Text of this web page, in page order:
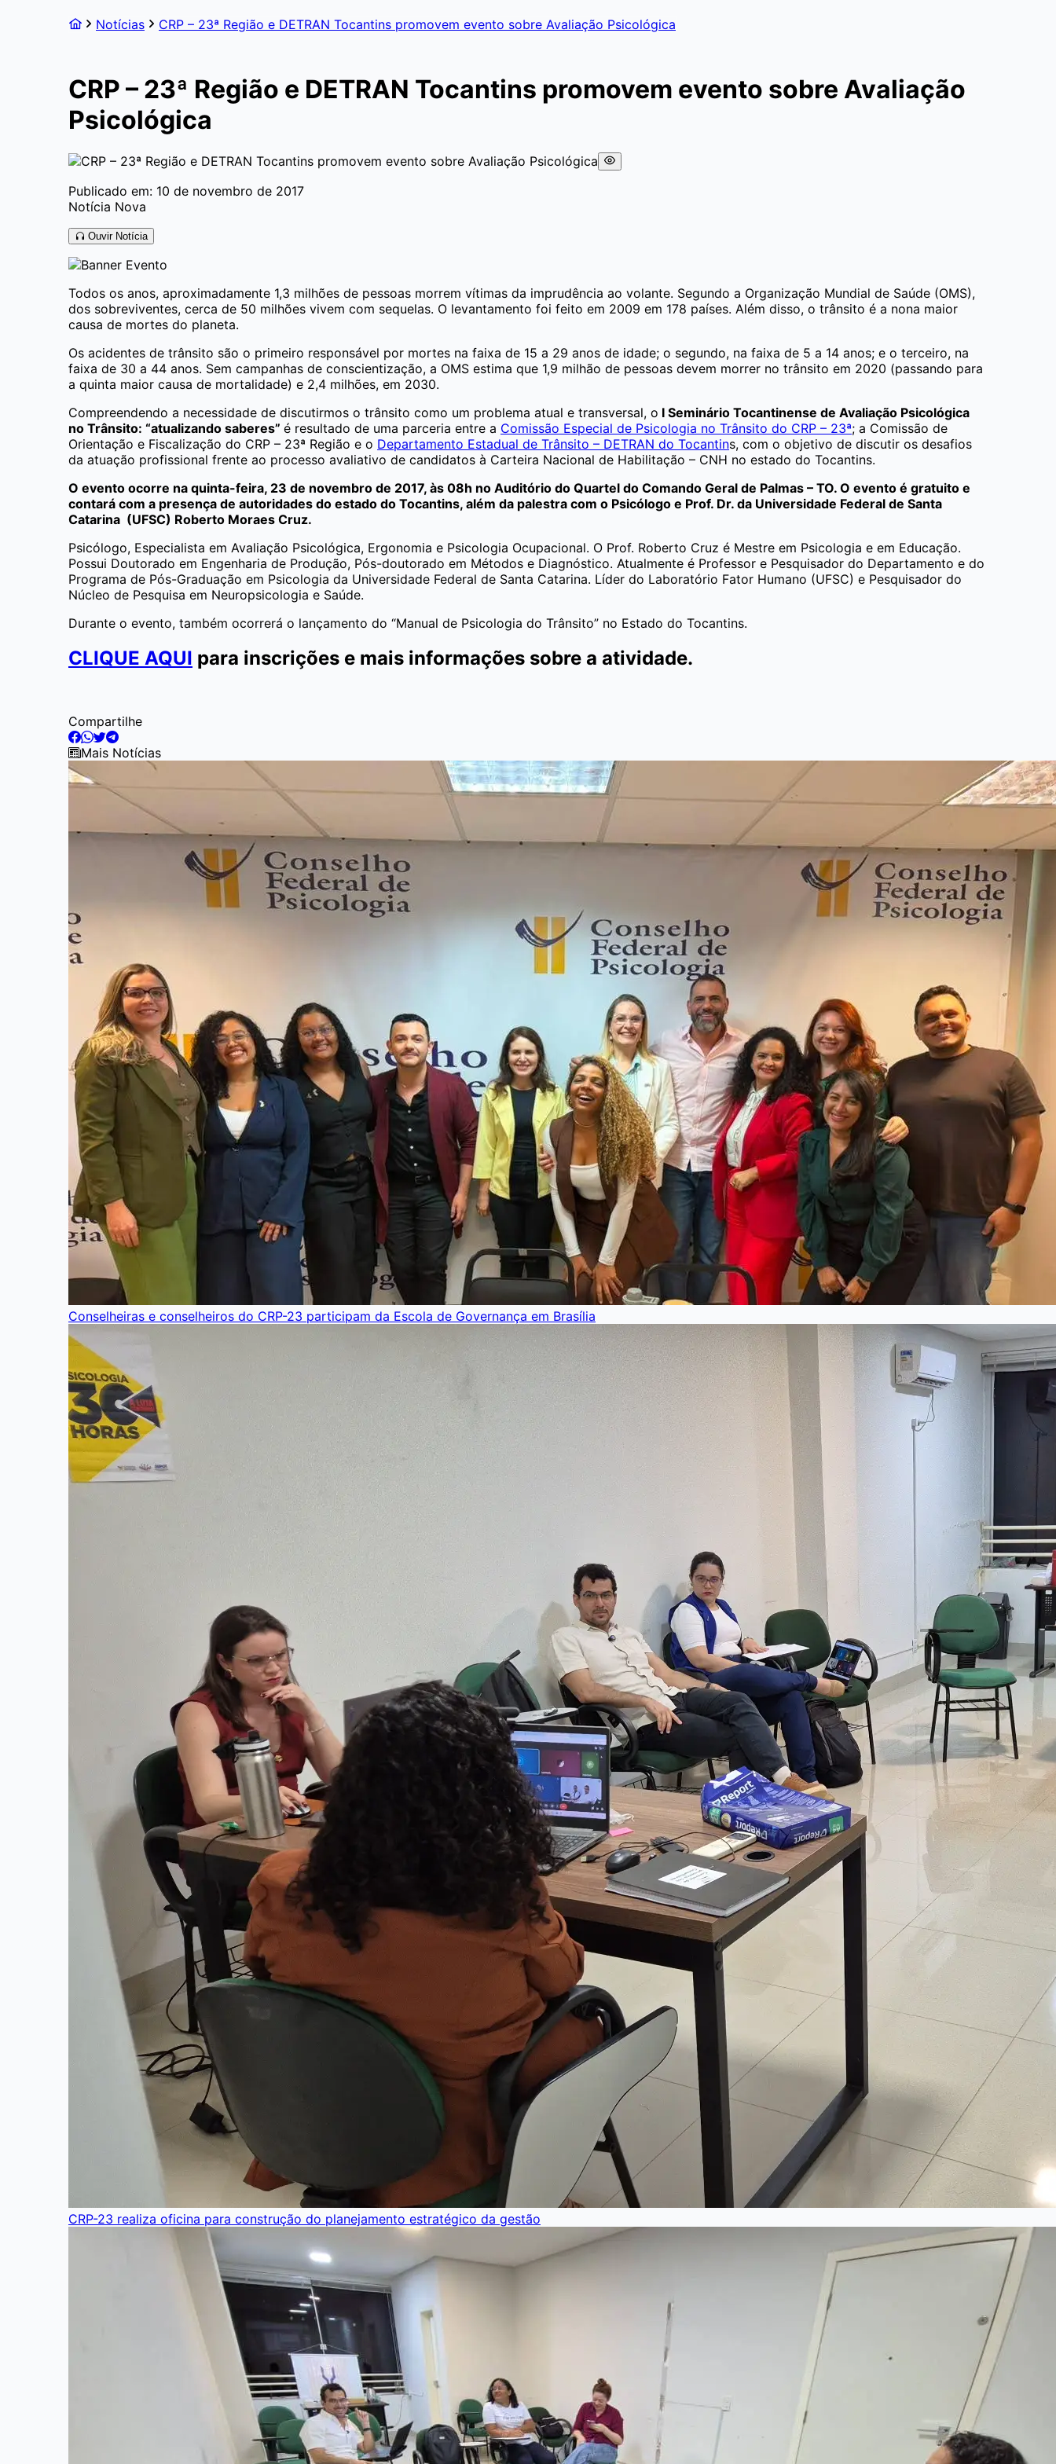
Notícias CRP – 23ª Região e DETRAN Tocantins promovem evento sobre Avaliação Psicológica
CRP – 23ª Região e DETRAN Tocantins promovem evento sobre Avaliação
Psicológica
Publicado em: 10 de novembro de 2017
Notícia Nova
Ouvir Notícia
Todos os anos, aproximadamente 1,3 milhões de pessoas morrem vítimas da imprudência ao volante. Segundo a Organização Mundial de Saúde (OMS),
dos sobreviventes, cerca de 50 milhões vivem com sequelas. O levantamento foi feito em 2009 em 178 países. Além disso, o trânsito é a nona maior
causa de mortes do planeta.
Os acidentes de trânsito são o primeiro responsável por mortes na faixa de 15 a 29 anos de idade; o segundo, na faixa de 5 a 14 anos; e o terceiro, na
faixa de 30 a 44 anos. Sem campanhas de conscientização, a OMS estima que 1,9 milhão de pessoas devem morrer no trânsito em 2020 (passando para
a quinta maior causa de mortalidade) e 2,4 milhões, em 2030.
Compreendendo a necessidade de discutirmos o trânsito como um problema atual e transversal, o I Seminário Tocantinense de Avaliação Psicológica
no Trânsito: “atualizando saberes” é resultado de uma parceria entre a Comissão Especial de Psicologia no Trânsito do CRP – 23ª; a Comissão de
Orientação e Fiscalização do CRP – 23ª Região e o Departamento Estadual de Trânsito – DETRAN do Tocantins, com o objetivo de discutir os desafios
da atuação profissional frente ao processo avaliativo de candidatos à Carteira Nacional de Habilitação – CNH no estado do Tocantins.
O evento ocorre na quinta-feira, 23 de novembro de 2017, às 08h no Auditório do Quartel do Comando Geral de Palmas – TO. O evento é gratuito e
contará com a presença de autoridades do estado do Tocantins, além da palestra com o Psicólogo e Prof. Dr. da Universidade Federal de Santa
Catarina (UFSC) Roberto Moraes Cruz.
Psicólogo, Especialista em Avaliação Psicológica, Ergonomia e Psicologia Ocupacional. O Prof. Roberto Cruz é Mestre em Psicologia e em Educação.
Possui Doutorado em Engenharia de Produção, Pós-doutorado em Métodos e Diagnóstico. Atualmente é Professor e Pesquisador do Departamento e do
Programa de Pós-Graduação em Psicologia da Universidade Federal de Santa Catarina. Líder do Laboratório Fator Humano (UFSC) e Pesquisador do
Núcleo de Pesquisa em Neuropsicologia e Saúde.
Durante o evento, também ocorrerá o lançamento do “Manual de Psicologia do Trânsito” no Estado do Tocantins.
CLIQUE AQUI para inscrições e mais informações sobre a atividade.
Compartilhe
Mais Notícias
Conselheiras e conselheiros do CRP-23 participam da Escola de Governança em Brasília
CRP-23 realiza oficina para construção do planejamento estratégico da gestão